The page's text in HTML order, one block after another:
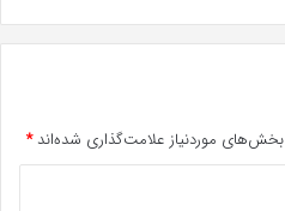
بخش‌های موردنیاز علامت‌گذاری شده‌اند*